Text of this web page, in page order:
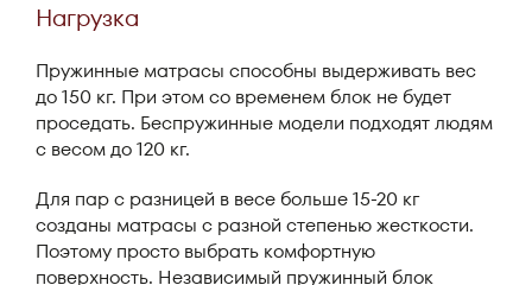
Нагрузка
Пружинные матрасы способны выдерживать вес
до 150 кг. При этом со временем блок не будет
проседать. Беспружинные модели подходят людям
с весом до 120 кг.
Для пар с разницей в весе больше 15-20 кг
созданы матрасы с разной степенью жесткости.
Поэтому просто выбрать комфортную
поверхность. Независимый пружинный блок